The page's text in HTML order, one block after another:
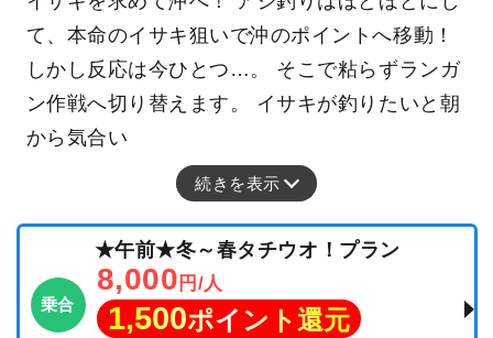
て、本命のイサキ狙いで沖のポイントへ移動！
しかし反応は今ひとつ…。 そこで粘らずランガ
ン作戦へ切り替えます。 イサキが釣りたいと朝
から気合い
続きを表示
乗合
★午前★冬～春タチウオ！プラン
8,000 円/人
1,500ポイント還元